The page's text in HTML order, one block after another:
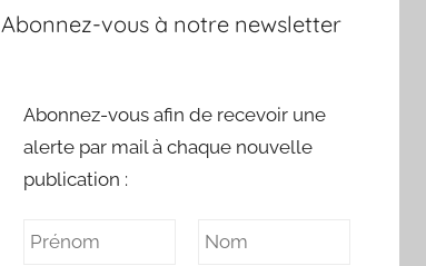
Abonnez-vous à notre newsletter
Abonnez-vous afin de recevoir une
alerte par mail à chaque nouvelle
publication :